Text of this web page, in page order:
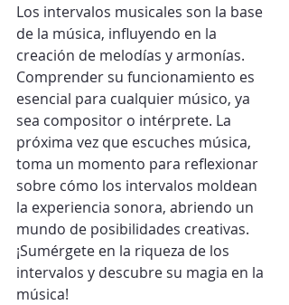
Los intervalos musicales son la base
de la música, influyendo en la
creación de melodías y armonías.
Comprender su funcionamiento es
esencial para cualquier músico, ya
sea compositor o intérprete. La
próxima vez que escuches música,
toma un momento para reflexionar
sobre cómo los intervalos moldean
la experiencia sonora, abriendo un
mundo de posibilidades creativas.
¡Sumérgete en la riqueza de los
intervalos y descubre su magia en la
música!